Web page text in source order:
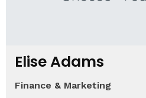
Elise Adams
Finance & Marketing